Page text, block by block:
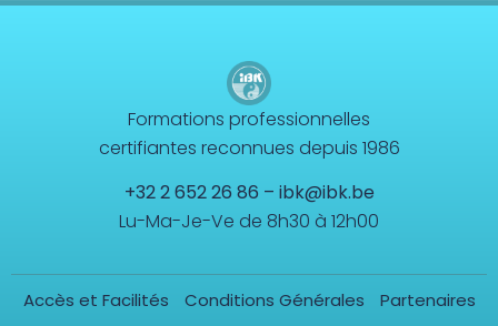
Formations professionnelles
certifiantes reconnues depuis 1986
+32 2 652 26 86 – ibk@ibk.be
Lu-Ma-Je-Ve de 8h30 à 12h00
Accès et Facilités Conditions Générales Partenaires